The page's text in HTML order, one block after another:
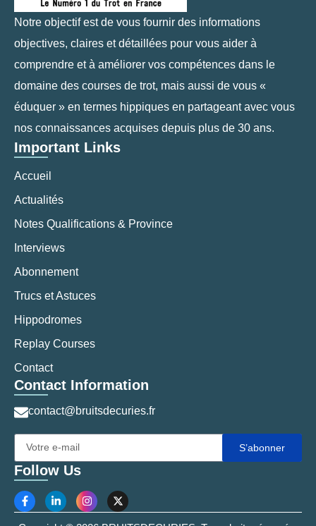
Notre objectif est de vous fournir des informations
objectives, claires et détaillées pour vous aider à
comprendre et à améliorer vos compétences dans le
domaine des courses de trot, mais aussi de vous «
éduquer » en termes hippiques en partageant avec vous
nos connaissances acquises depuis plus de 30 ans.
Important Links
Accueil
Actualités
Notes Qualifications & Province
Interviews
Abonnement
Trucs et Astuces
Hippodromes
Replay Courses
Contact
Contact Information
contact@bruitsdecuries.fr
S’abonner
Follow Us